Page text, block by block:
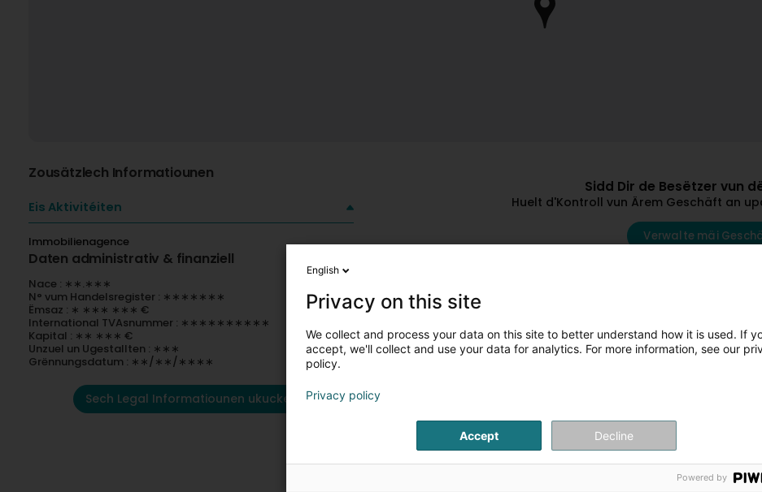
Zousätzlech Informatiounen
Eis Aktivitéiten
Immobilienagence
Daten administrativ & finanziell
Nace : ∗∗.∗∗∗
N° vum Handelsregister : ∗∗∗∗∗∗∗
Ëmsaz : ∗ ∗∗∗ ∗∗∗ €
International TVAsnummer : ∗∗∗∗∗∗∗∗∗∗
Kapital : ∗∗ ∗∗∗ €
Unzuel un Ugestallten : ∗∗∗
Grënnungsdatum : ∗∗/∗∗/∗∗∗∗
Sech Legal Informatiounen ukucken
Sidd Dir de Besëtzer vun
Huelt d'Kontroll vun Ärem Geschäft an
Verwalte mäi
Andere Professiounelle mat dëse Sujet
Weitere Informationen
Luxembourg (Lëtzebuerg)
Weitere
English
Privacy on this site
We collect and process your data on this site to better understand how it is used. If
accept, we'll collect and use your data for analytics. For more information, see our
policy.
Privacy policy
Accept Decline
Powered by